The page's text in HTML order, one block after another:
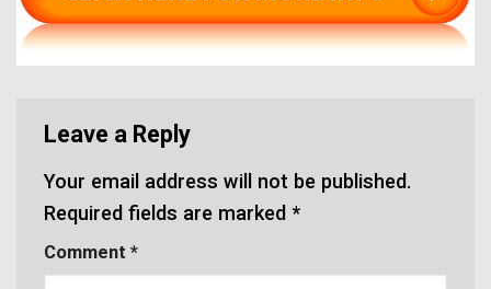
Leave a Reply
Your email address will not be published.
Required fields are marked *
Comment *